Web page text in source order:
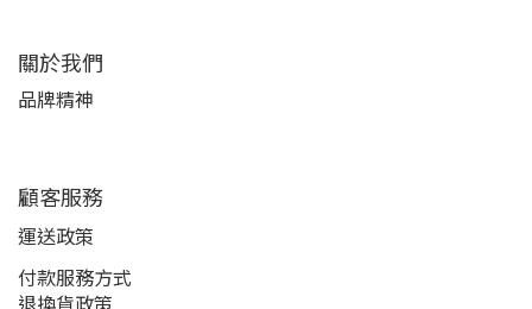
關於我們
品牌精神
顧客服務
運送政策
付款服務方式
退換貨政策